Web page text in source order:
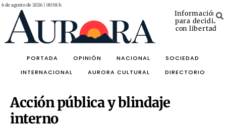
6 de agosto de 2026 | 00:58 h
Información
para decidir
con libertad
PORTADA OPINIÓN NACIONAL
SOCIEDAD
INTERNACIONAL
AURORA CULTURAL DIRECTORIO
Acción pública y blindaje
interno